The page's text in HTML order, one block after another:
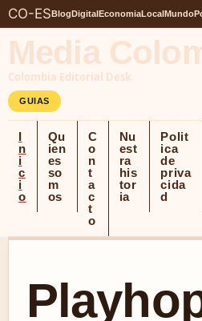
CO-ESBlogDigitalEconomiaLocalMundo
Media
Colombia Editorial Desk
GUIAS
I
n
i
c
i
o
Qu
ien
es
so
m
os
C
o
n
t
a
c
t
o
Nu
est
ra
his
tor
ia
Polit
ica
de
priva
cida
d